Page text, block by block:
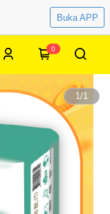
Buka APP
0
1/1